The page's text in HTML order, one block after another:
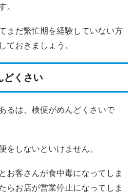
。
まだ繁忙期を経験していない方
ておきましょう。
どくさい
るは、検便がめんどくさいで
をしないといけません。
お客さんが食中毒になってしま
らお店が営業停止になってしま